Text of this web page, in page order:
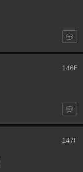
146F
147 F